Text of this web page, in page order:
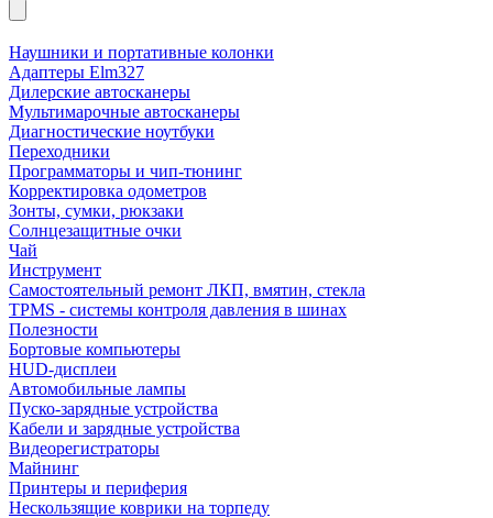
Наушники и портативные колонки
Адаптеры Elm327
Дилерские автосканеры
Мультимарочные автосканеры
Диагностические ноутбуки
Переходники
Программаторы и чип-тюнинг
Корректировка одометров
Зонты, сумки, рюкзаки
Солнцезащитные очки
Чай
Инструмент
Самостоятельный ремонт ЛКП, вмятин, стекла
TPMS - системы контроля давления в шинах
Полезности
Бортовые компьютеры
HUD-дисплеи
Автомобильные лампы
Пуско-зарядные устройства
Кабели и зарядные устройства
Видеорегистраторы
Майнинг
Принтеры и периферия
Нескользящие коврики на торпеду